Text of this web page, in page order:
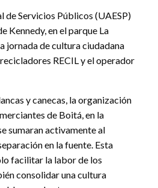
de Servicios Públicos (UAESP)
Kennedy, en el parque La
jornada de cultura ciudadana
RECIL y el operador
y canecas, la organización
de Boitá, en la
sumaran activamente al
en la fuente. Esta
facilitar la labor de los
consolidar una cultura